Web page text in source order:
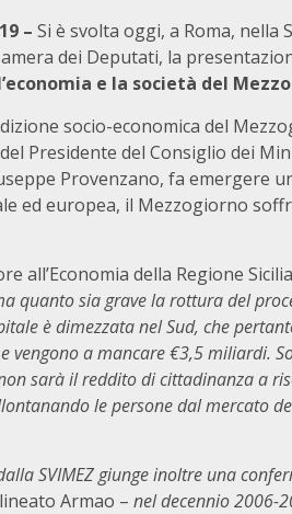
– Si è svolta oggi, a Roma, nella
dei Deputati, la
e la società del
socio-economica del
Presidente del Consiglio dei
Provenzano, fa emergere
ed europea, il Mezzogiorno
all’Economia della Regione
quanto sia grave la rottura del
è dimezzata nel Sud, che
vengono a mancare €3,5 miliardi.
sarà il reddito di cittadinanza a
le persone dal mercato
SVIMEZ giunge inoltre una
Armao – nel decennio 2006-